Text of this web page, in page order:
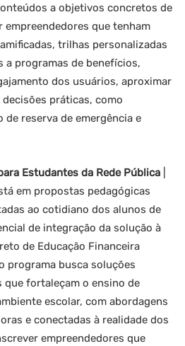
a objetivos concretos de
empreendedores que tenham
trilhas personalizadas
a programas de benefícios,
dos usuários, aproximar
práticas, como
reserva de emergência e
Estudantes da Rede Pública
em propostas pedagógicas
ao cotidiano dos alunos de
de integração da solução à
de Educação Financeira
programa busca soluções
que fortaleçam o ensino de
escolar, com abordagens
e conectadas à realidade dos
empreendedores que